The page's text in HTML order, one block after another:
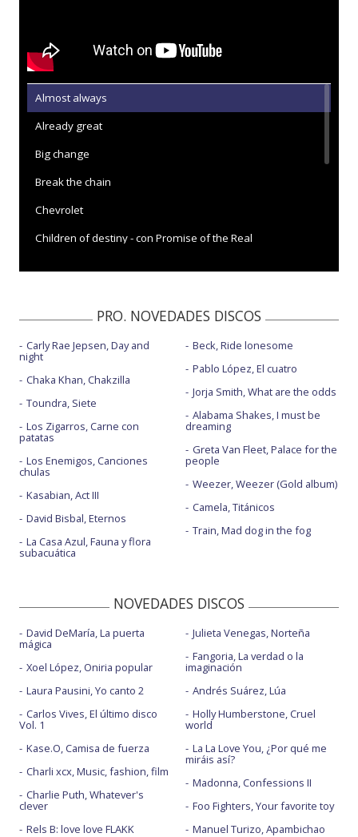
Almost always
Already great
Big change
Break the chain
Chevrolet
Children of destiny - con Promise of the Real
Indian givers
Lets roll again
Love earth
Peace trail
Peace trail - Paradox
Powderfinger
Shape of you
Song of the seasons
Welcome back
PRO. NOVEDADES DISCOS
Carly Rae Jepsen, Day and
night
Chaka Khan, Chakzilla
Toundra, Siete
Los Zigarros, Carne con
patatas
Los Enemigos, Canciones
chulas
Kasabian, Act III
David Bisbal, Eternos
La Casa Azul, Fauna y flora
subacuática
Beck, Ride lonesome
Pablo López, El cuatro
Jorja Smith, What are the odds
Alabama Shakes, I must be
dreaming
Greta Van Fleet, Palace for the
people
Weezer, Weezer (Gold album)
Camela, Titánicos
Train, Mad dog in the fog
NOVEDADES DISCOS
David DeMaría, La puerta
mágica
Xoel López, Oniria popular
Laura Pausini, Yo canto 2
Carlos Vives, El último disco
Vol. 1
Kase.O, Camisa de fuerza
Charli xcx, Music, fashion, film
Charlie Puth, Whatever's
clever
Rels B: love love FLAKK
Julieta Venegas, Norteña
Fangoria, La verdad o la
imaginación
Andrés Suárez, Lúa
Holly Humberstone, Cruel
world
La La Love You, ¿Por qué me
miráis así?
Madonna, Confessions II
Foo Fighters, Your favorite toy
Manuel Turizo, Apambichao